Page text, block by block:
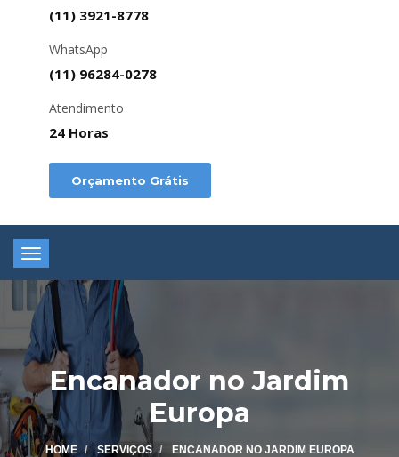
(11) 3921-8778
WhatsApp
(11) 96284-0278
Atendimento
24 Horas
Orçamento Grátis
Toggle
navigation
Encanador no Jardim
Europa
HOME SERVIÇOS ENCANADOR NO JARDIM EUROPA